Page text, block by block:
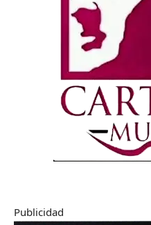
Publicidad